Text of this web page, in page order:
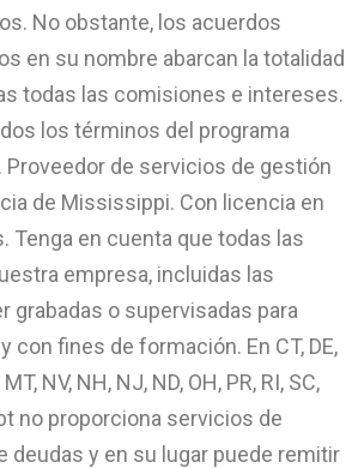
No obstante, los acuerdos
en su nombre abarcan la totalidad
todas las comisiones e intereses.
los términos del programa
de servicios de gestión
de Mississippi. Con licencia en
Tenga en cuenta que todas las
empresa, incluidas las
grabadas o supervisadas para
con fines de formación. En CT, DE,
MT, NV, NH, NJ, ND, OH, PR, RI, SC,
no proporciona servicios de
deudas y en su lugar puede remitir